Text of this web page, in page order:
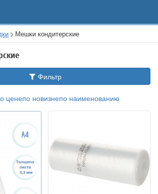
Мешки кондитерские
Фильтр
ценепо новизнепо наименованию